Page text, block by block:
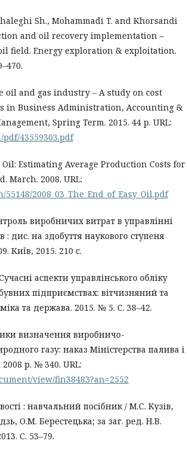
Sh., Mohammadi T. and Khorsandi
and oil recovery implementation –
field. Energy exploration & exploitation.
oil and gas industry – A study on cost
in Business Administration, Accounting &
Spring Term. 2015. 44 p. URL:
43559303.pdf
Oil: Estimating Average Production Costs for
March. 2008. URL:
2008_03_The_End_of_Easy_Oil.pdf
виробничих витрат в управлінні
дис. на здобуття наукового ступеня
Київ, 2015. 210 с.
аспекти управлінського обліку
підприємствах: вітчизняний та
та держава. 2015. № 5. С. 38–42.
визначення виробничо-
газу: наказ Міністерства палива і
р. № 340. URL:
view/fin38483?an=2552
: навчальний посібник / М.С. Кузів,
О.М. Берестецька; за заг. ред. Н.В.
С. 53–79.